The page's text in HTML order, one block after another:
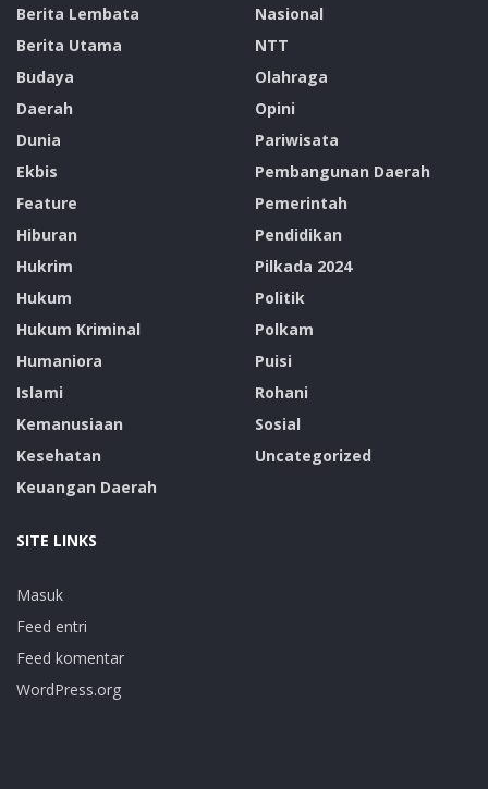
Berita Lembata
Berita Utama
Budaya
Daerah
Dunia
Ekbis
Feature
Hiburan
Hukrim
Hukum
Hukum Kriminal
Humaniora
Islami
Kemanusiaan
Kesehatan
Keuangan Daerah
Nasional
NTT
Olahraga
Opini
Pariwisata
Pembangunan Daerah
Pemerintah
Pendidikan
Pilkada 2024
Politik
Polkam
Puisi
Rohani
Sosial
Uncategorized
SITE LINKS
Masuk
Feed entri
Feed komentar
WordPress.org